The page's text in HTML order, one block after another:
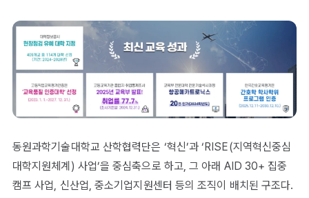
동원과학기술대학교 산학협력단은 ‘혁신’과 ‘RISE(지역혁신중심
대학지원체계) 사업’을 중심축으로 하고, 그 아래 AID 30+ 집중
캠프 사업, 신산업, 중소기업지원센터 등의 조직이 배치된 구조다.